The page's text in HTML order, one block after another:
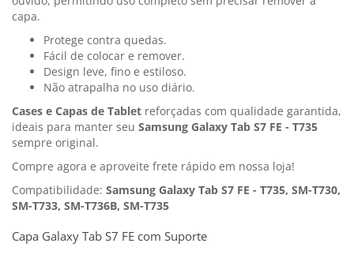
capa.
Protege contra quedas.
Fácil de colocar e remover.
Design leve, fino e estiloso.
Não atrapalha no uso diário.
Cases e Capas de Tablet reforçadas com qualidade garantida,
ideais para manter seu Samsung Galaxy Tab S7 FE - T735
sempre original.
Compre agora e aproveite frete rápido em nossa loja!
Compatibilidade: Samsung Galaxy Tab S7 FE - T735, SM-T730,
SM-T733, SM-T736B, SM-T735
Capa Galaxy Tab S7 FE com Suporte